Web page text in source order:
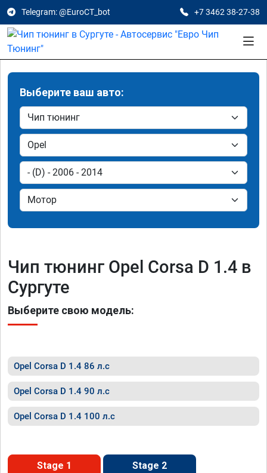
Telegram: @EuroCT_bot +7 3462 38-27-38
Выберите ваш авто:
Чип тюнинг Opel Corsa D 1.4 в
Сургуте
Выберите свою модель:
Opel Corsa D 1.4 86 л.с
Opel Corsa D 1.4 90 л.с
Opel Corsa D 1.4 100 л.с
Stage 1 Stage 2